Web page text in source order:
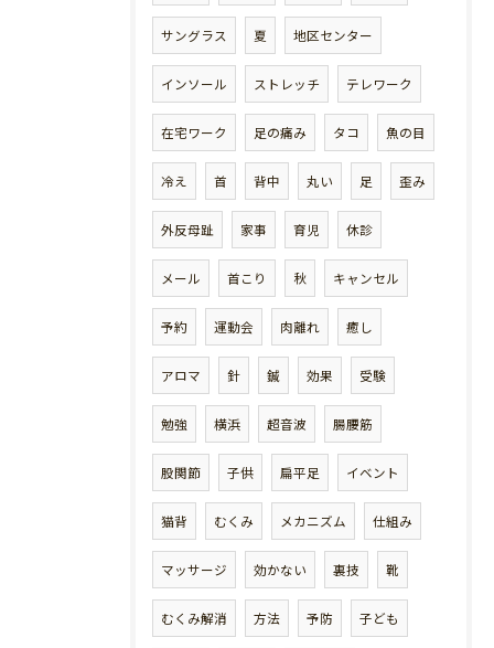
サングラス 夏 地区センター
インソール ストレッチ テレワーク
在宅ワーク 足の痛み タコ 魚の目
冷え 首 背中 丸い 足 歪み
外反母趾 家事 育児 休診
メール 首こり 秋 キャンセル
予約 運動会 肉離れ 癒し
アロマ 針 鍼 効果 受験
勉強 横浜 超音波 腸腰筋
股関節 子供 扁平足 イベント
猫背 むくみ メカニズム 仕組み
マッサージ 効かない 裏技 靴
むくみ解消 方法 予防 子ども